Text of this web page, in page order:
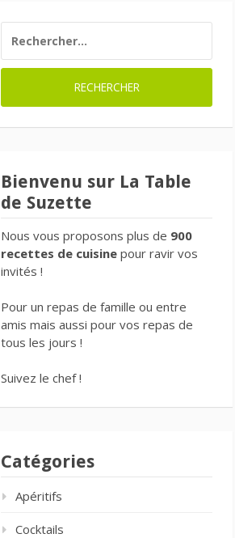
Bienvenu sur La Table
de Suzette
Nous vous proposons plus de 900
recettes de cuisine pour ravir vos
invités !
Pour un repas de famille ou entre
amis mais aussi pour vos repas de
tous les jours !
Suivez le chef !
Catégories
Apéritifs
Cocktails